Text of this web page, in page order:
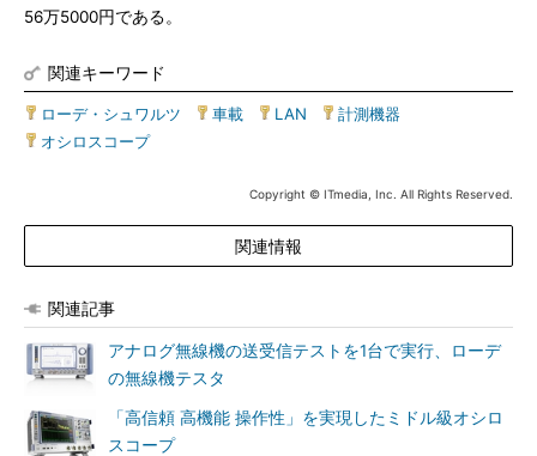
56万5000円である。
関連キーワード
ローデ・シュワルツ 車載 LAN 計測機器
オシロスコープ
Copyright © ITmedia, Inc. All Rights Reserved.
関連情報
関連記事
アナログ無線機の送受信テストを1台で実行、ローデ
の無線機テスタ
「高信頼 高機能 操作性」を実現したミドル級オシロ
スコープ